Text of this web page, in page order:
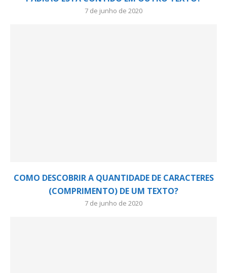
7 de junho de 2020
COMO DESCOBRIR A QUANTIDADE DE CARACTERES
(COMPRIMENTO) DE UM TEXTO?
7 de junho de 2020